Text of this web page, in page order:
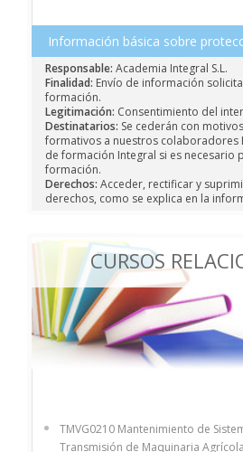
Información básica sobre
Responsable: Academia Integral S.L.
Finalidad: Envío de información
formación.
Legitimación: Consentimiento del
Destinatarios: Se cederán con
formativos a nuestros colaboradores
de formación Integral si es necesario
formación.
Derechos: Acceder, rectificar y
derechos, como se explica en la
CURSOS
TMVG0210 Mantenimiento de
Transmisión de Maquinaria